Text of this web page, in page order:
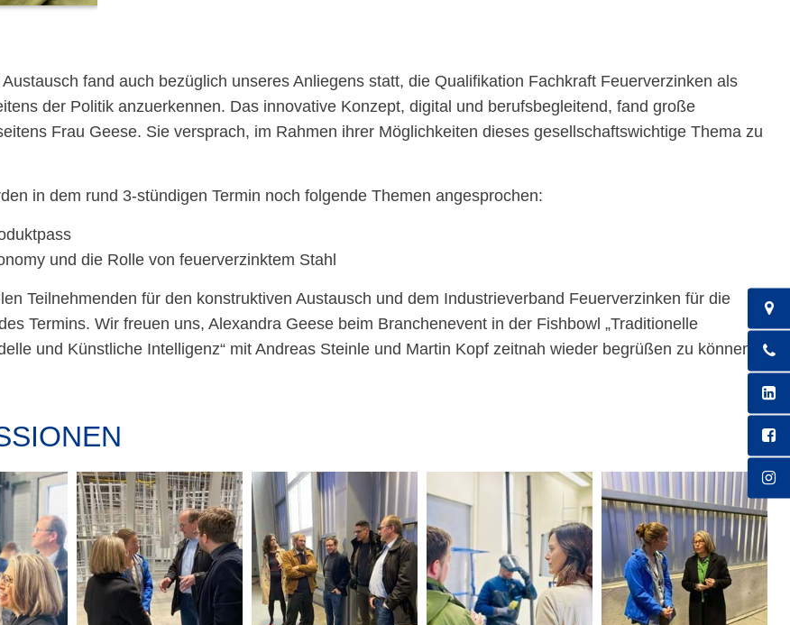
fand auch bezüglich unseres Anliegens statt, die Qualifikation Fachkraft Feuerverzinken als
der Politik anzuerkennen. Das innovative Konzept, digital und berufsbegleitend, fand große
Frau Geese. Sie versprach, im Rahmen ihrer Möglichkeiten dieses gesellschaftswichtige Thema zu
in dem rund 3-stündigen Termin noch folgende Themen angesprochen:
und die Rolle von feuerverzinktem Stahl
Teilnehmenden für den konstruktiven Austausch und dem Industrieverband Feuerverzinken für die
Termins. Wir freuen uns, Alexandra Geese beim Branchenevent in der Fishbowl „Traditionelle
und Künstliche Intelligenz“ mit Andreas Steinle und Martin Kopf zeitnah wieder begrüßen zu können.